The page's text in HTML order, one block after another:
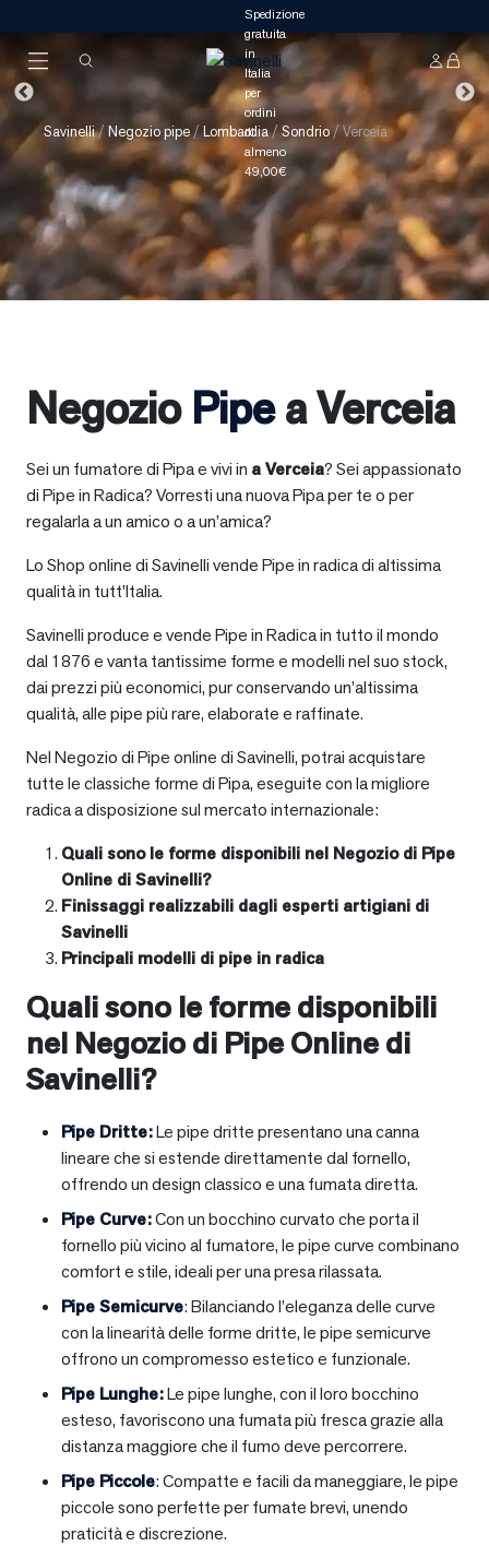
Savinelli/ Negozio pipe/Lombardia/Sondrio /Verceia
Negozio Pipea Verceia
Sei un fumatore di Pipa e vivi in aVerceia? Sei appassionato
di Pipe in Radica? Vorresti una nuova Pipa per te o per
regalarla a un amico o a un’amica?
Lo Shop online di Savinelli vende Pipe in radica di altissima
qualità in tutt’Italia.
Savinelli produce e vende Pipe in Radica in tutto il mondo
dal 1876 e vanta tantissime forme e modelli nel suo stock,
dai prezzi più economici, pur conservando un’altissima
qualità, alle pipe più rare, elaborate e raffinate.
Nel Negozio di Pipe online di Savinelli, potrai acquistare
tutte le classiche forme di Pipa, eseguite con la migliore
radica a disposizione sul mercato internazionale:
Quali sono le forme disponibili nel Negozio di Pipe
Online di Savinelli?
Finissaggi realizzabili dagli esperti artigiani di
Savinelli
Principali modelli di pipe in radica
Quali sono le forme disponibili
nel Negozio di Pipe Online di
Savinelli?
Pipe Dritte:Le pipe dritte presentano una canna
lineare che si estende direttamente dal fornello,
offrendo un design classico e una fumata diretta.
Pipe Curve:Con un bocchino curvato che porta il
fornello più vicino al fumatore, le pipe curve combinano
comfort e stile, ideali per una presa rilassata.
Pipe Semicurve: Bilanciando l’eleganza delle curve
con la linearità delle forme dritte, le pipe semicurve
offrono un compromesso estetico e funzionale.
Pipe Lunghe:Le pipe lunghe, con il loro bocchino
esteso, favoriscono una fumata più fresca grazie alla
distanza maggiore che il fumo deve percorrere.
Pipe Piccole: Compatte e facili da maneggiare, le pipe
piccole sono perfette per fumate brevi, unendo
praticità e discrezione.